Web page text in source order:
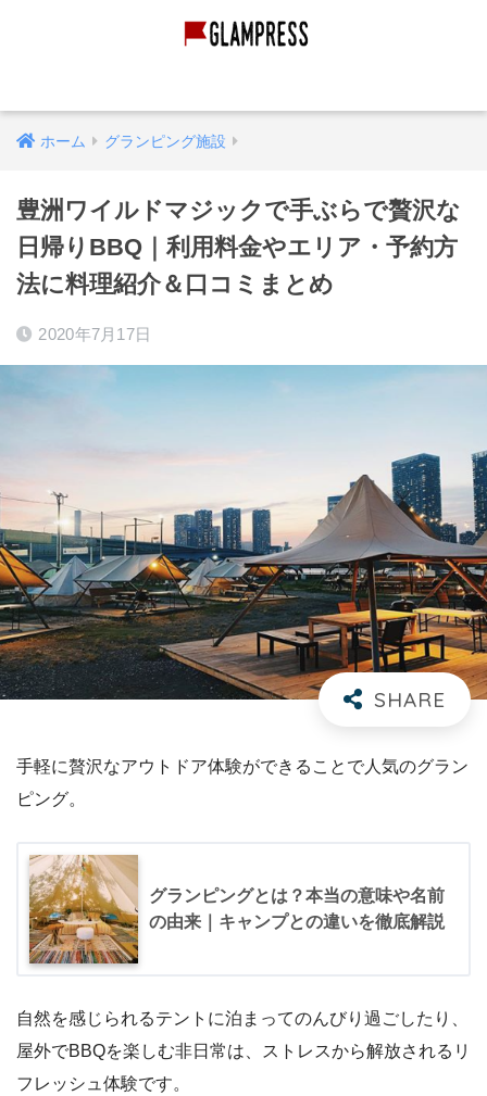
ホーム グランピング施設
豊洲ワイルドマジックで手ぶらで贅沢な
日帰りBBQ｜利用料金やエリア・予約方
法に料理紹介＆口コミまとめ
2020年7月17日
手軽に贅沢なアウトドア体験ができることで人気のグラン
ピング。
グランピングとは？本当の意味や名前
の由来｜キャンプとの違いを徹底解説
自然を感じられるテントに泊まってのんびり過ごしたり、
屋外でBBQを楽しむ非日常は、ストレスから解放されるリ
フレッシュ体験です。